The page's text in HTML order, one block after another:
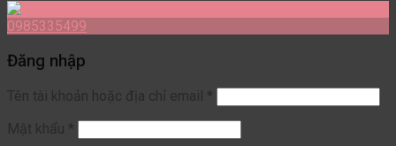
0985335499
Đăng nhập
Tên tài khoản hoặc địa chỉ email
Mật khẩu